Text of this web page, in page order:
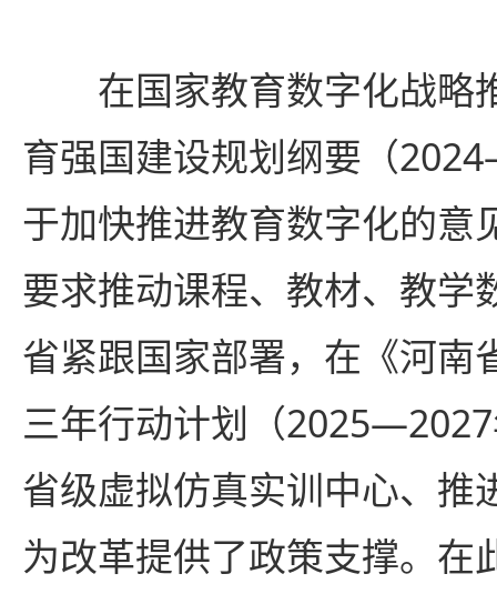
在国家教育数字化战略
育强国建设规划纲要（
于加快推进教育数字化的意
要求推动课程、教材、教学
省紧跟国家部署，在《河南
三年行动计划（
省级虚拟仿真实训中心、推
为改革提供了政策支撑。在